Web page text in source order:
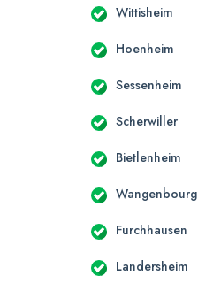
Wittisheim
Hoenheim
Sessenheim
Scherwiller
Bietlenheim
Wangenbourg
Furchhausen
Landersheim